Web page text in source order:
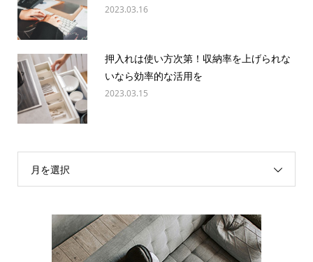
2023.03.16
押入れは使い方次第！収納率を上げられな
いなら効率的な活用を
2023.03.15
月を選択